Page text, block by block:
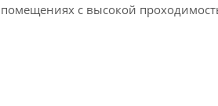
с высокой